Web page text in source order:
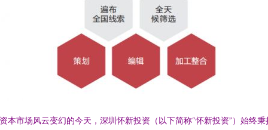
本市场风云变幻的今天，深圳怀新投资（以下简称“怀新投资”）始终秉